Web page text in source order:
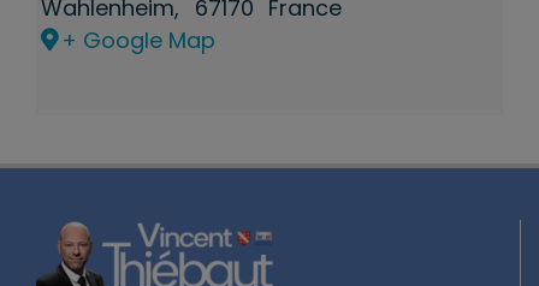
Wahlenheim, 67170 France
+ Google Map